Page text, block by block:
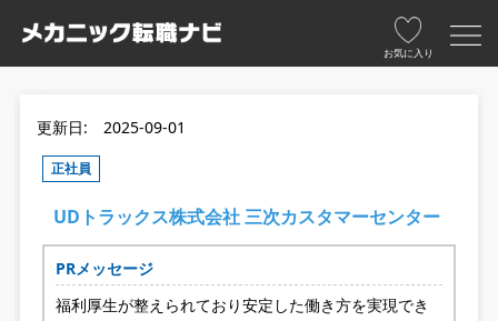
お気に入り
更新日: 2025-09-01
正社員
UDトラックス株式会社 三次カスタマーセンター
PRメッセージ
福利厚生が整えられており安定した働き方を実現でき